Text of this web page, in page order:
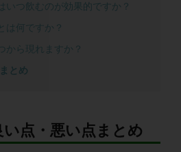
つ飲むのが効果的ですか？
何ですか？
ら現れますか？
とめ
点・悪い点まとめ